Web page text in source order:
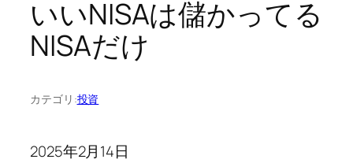
いいNISAは儲かってる
NISAだけ
カテゴリ:投資
2025年2月14日